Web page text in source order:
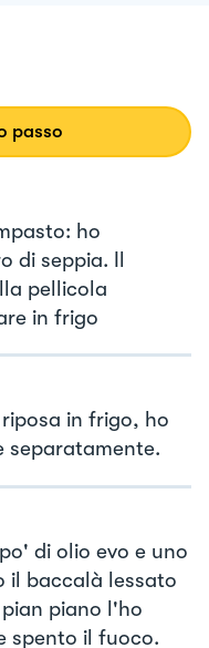
passo
ho
di seppia. Il
pellicola
in frigo
in frigo, ho
separatamente.
di olio evo e uno
il baccalà lessato
piano l'ho
spento il fuoco.